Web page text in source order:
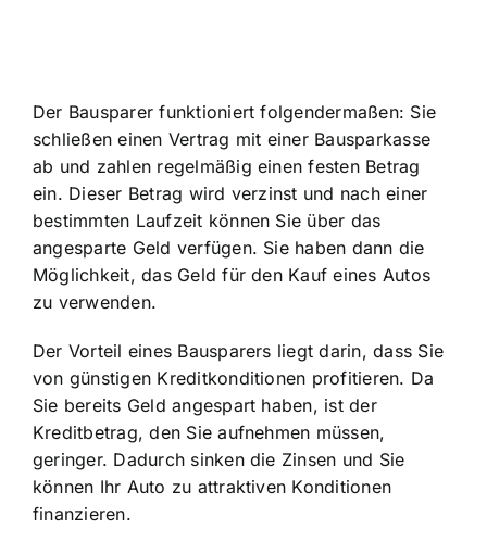
Der Bausparer funktioniert folgendermaßen: Sie
schließen einen Vertrag mit einer Bausparkasse
ab und zahlen regelmäßig einen festen Betrag
ein. Dieser Betrag wird verzinst und nach einer
bestimmten Laufzeit können Sie über das
angesparte Geld verfügen. Sie haben dann die
Möglichkeit, das Geld für den Kauf eines Autos
zu verwenden.
Der Vorteil eines Bausparers liegt darin, dass Sie
von günstigen Kreditkonditionen profitieren. Da
Sie bereits Geld angespart haben, ist der
Kreditbetrag, den Sie aufnehmen müssen,
geringer. Dadurch sinken die Zinsen und Sie
können Ihr Auto zu attraktiven Konditionen
finanzieren.